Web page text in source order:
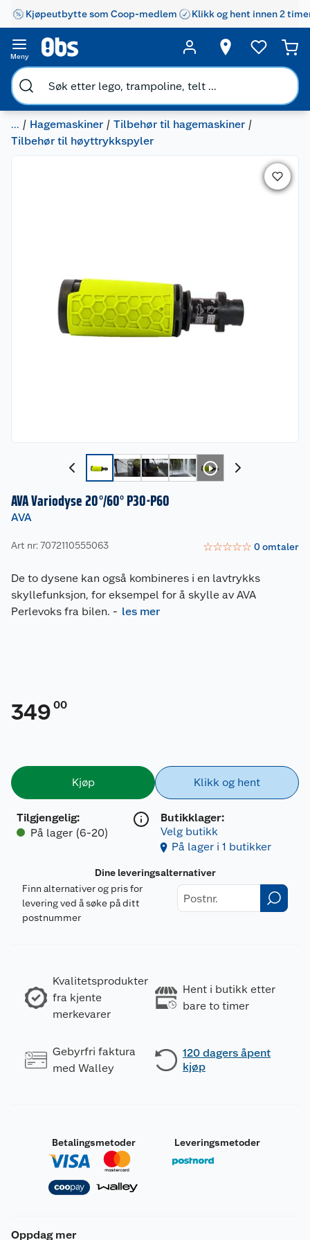
Kjøpeutbytte som Coop-medlem Klikk og hent innen 2
Meny
... Hagemaskiner
Tilbehør til hagemaskiner
Tilbehør til høyttrykkspyler
AVA Variodyse 20°/60° P30-P60
AVA
Art nr: 7072110555063 ☆☆☆☆☆ 0omtaler
De to dysene kan også kombineres i en lavtrykks
skyllefunksjon, for eksempel for å skylle av AVA
Perlevoks fra bilen. - les mer
349 00
Kjøp
Tilgjengelig:
På lager (6-20)
Klikk og hent
Butikklager:
Velg butikk
På lager i 1 butikker
Dine leveringsalternativer
Finn alternativer og pris for
levering ved å søke på ditt
postnummer
Kvalitetsprodukter
fra kjente
merkevarer
Hent i butikk etter
bare to timer
Gebyrfri faktura
med Walley
120 dagers åpent
kjøp
Betalingsmetoder Leveringsmetoder
Oppdag mer